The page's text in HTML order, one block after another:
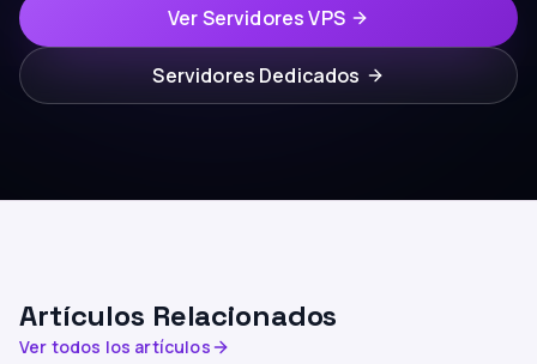
Ver Servidores VPS
Servidores Dedicados
Artículos Relacionados
Ver todos los artículos